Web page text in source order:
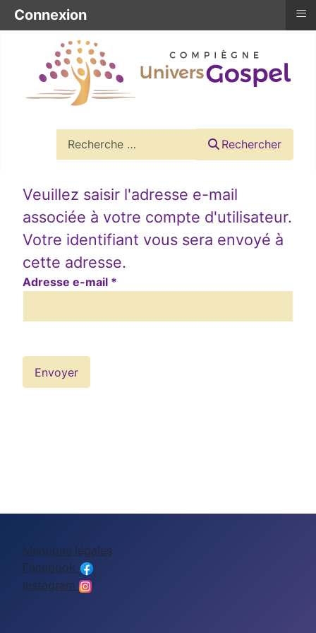
Rechercher
Veuillez saisir l'adresse e-mail
associée à votre compte d'utilisateur.
Votre identifiant vous sera envoyé à
cette adresse.
Adresse e-mail *
Envoyer
Mentions légales
Facebook
Instagram
Connexion ≡